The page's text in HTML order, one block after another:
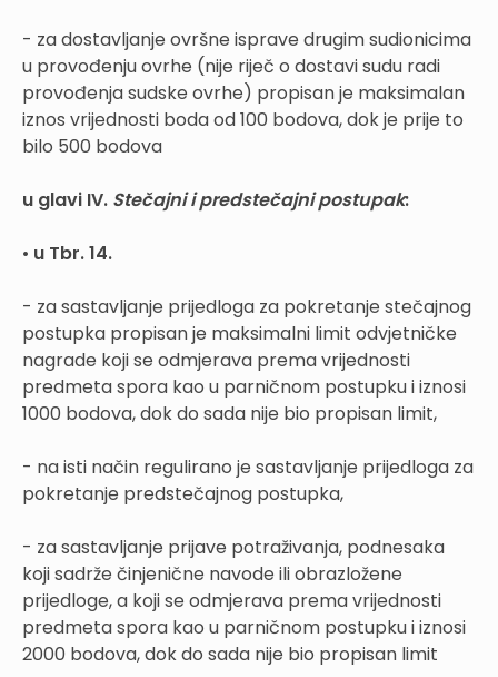
- za dostavljanje ovršne isprave drugim sudionicima
u provođenju ovrhe (nije riječ o dostavi sudu radi
provođenja sudske ovrhe) propisan je maksimalan
iznos vrijednosti boda od 100 bodova, dok je prije to
bilo 500 bodova
u glavi IV. Stečajni i predstečajni postupak:
• u Tbr. 14.
- za sastavljanje prijedloga za pokretanje stečajnog
postupka propisan je maksimalni limit odvjetničke
nagrade koji se odmjerava prema vrijednosti
predmeta spora kao u parničnom postupku i iznosi
1000 bodova, dok do sada nije bio propisan limit,
- na isti način regulirano je sastavljanje prijedloga za
pokretanje predstečajnog postupka,
- za sastavljanje prijave potraživanja, podnesaka
koji sadrže činjenične navode ili obrazložene
prijedloge, a koji se odmjerava prema vrijednosti
predmeta spora kao u parničnom postupku i iznosi
2000 bodova, dok do sada nije bio propisan limit